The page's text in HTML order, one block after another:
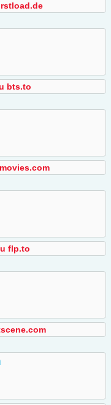
bts.to
flp.to